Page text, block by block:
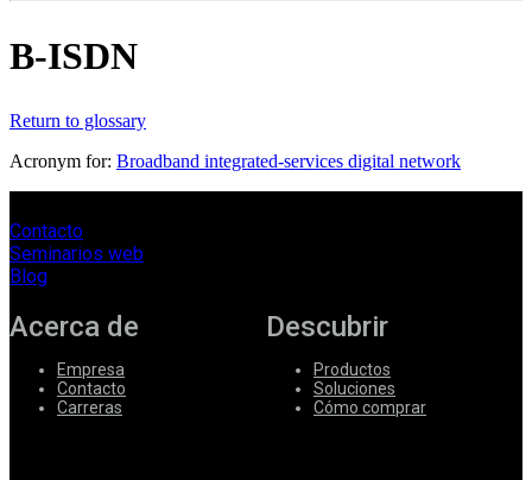
Recursos
Contacto
Corporate
Careers
Partners
Suppliers
B-ISDN
Return to glossary
Acronym for: Broadband integrated-services digital network
Contacto
Seminarios web
Blog
Acerca de
Empresa
Contacto
Carreras
Descubrir
Productos
Soluciones
Cómo comprar